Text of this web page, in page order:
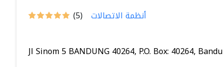
(5) أنظمة الاتصالات
Jl Sinom 5 BANDUNG 40264, P.O. Box: 40264,